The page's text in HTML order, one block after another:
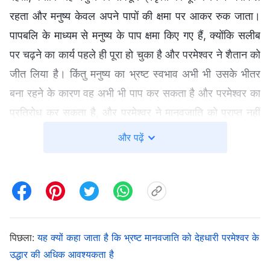
रहता और मनुष्य केवल अपने पापों की क्षमा पर आकर रुक जाता।
पापबलि के माध्यम से मनुष्य के पाप क्षमा किए गए हैं, क्योंकि सलीब
पर चढ़ने का कार्य पहले ही पूरा हो चुका है और परमेश्वर ने शैतान को
जीत लिया है। किंतु मनुष्य का भ्रष्ट स्वभाव अभी भी उसके भीतर
बना रहने के कारण वह अभी भी पाप कर सकता है और परमेश्वर का
प्रतिरोध कर सकता है, और परमेश्वर ने मानवजाति को प्राप्त नहीं
किया है। इसीलिए कार्य के इस चरण में परमेश्वर मनुष्य के भ्रष्ट
चरण से अधिक अर्थपूर्ण और साथ ही अधिक लाभदायक भी है,
बनाता है; कार्य का यह चरण कहीं अधिक विस्तृत है। इसलिए, अंत
और पढ़ें
पिछला:यह क्यों कहा जाता है कि भ्रष्ट मानवजाति को देहधारी परमेश्वर के
उद्धार की अधिक आवश्यकता है